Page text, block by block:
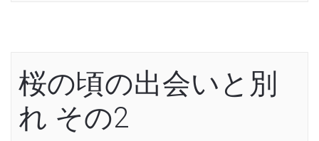
桜の頃の出会いと別
れ その2